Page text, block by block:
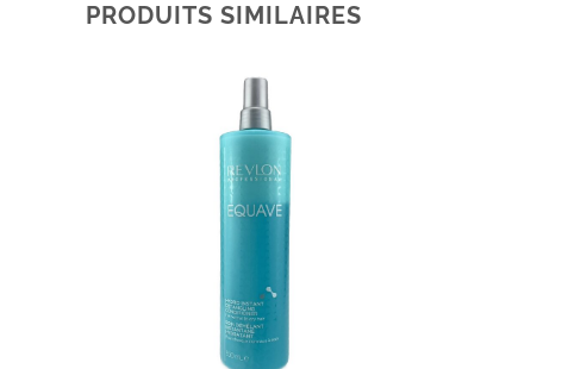
PRODUITS SIMILAIRES